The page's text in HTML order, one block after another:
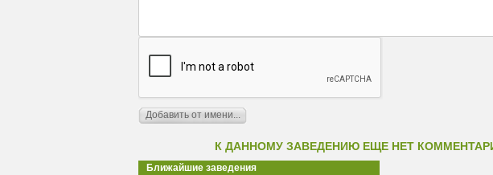
К ДАННОМУ ЗАВЕДЕНИЮ ЕЩЕ НЕТ
Ближайшие заведения